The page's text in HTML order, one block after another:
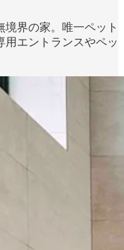
界の家。唯一ペット
用エントランスやペッ